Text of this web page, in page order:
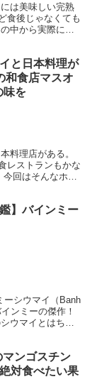
は美味しい完熟
食後じゃなくても
中から実際に食
と日本料理が
和食店マスオ
味を
料理店がある。
レストランもかな
回はそんなホー
】バインミー
ーシウマイ（Banh
ンミーの傑作！
ウマイとはちょ
ンゴスチン
対食べたい果